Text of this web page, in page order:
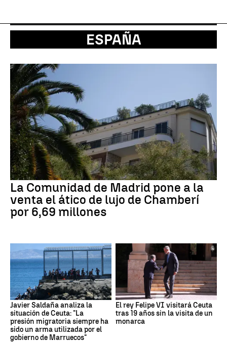
ESPAÑA
La Comunidad de Madrid pone a la
venta el ático de lujo de Chamberí
por 6,69 millones
Javier Saldaña analiza la
situación de Ceuta: "La
presión migratoria siempre ha
sido un arma utilizada por el
gobierno de Marruecos"
El rey Felipe VI visitará Ceuta
tras 19 años sin la visita de un
monarca